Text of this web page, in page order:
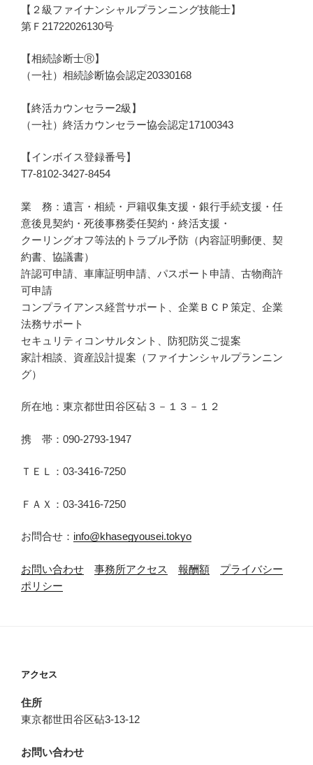
【２級ファイナンシャルプランニング技能士】
第Ｆ21722026130号
【相続診断士Ⓡ】
（一社）相続診断協会認定20330168
【終活カウンセラー2級】
（一社）終活カウンセラー協会認定17100343
【インボイス登録番号】
T7-8102-3427-8454
業 務：遺言・相続・戸籍収集支援・銀行手続支援・任
意後見契約・死後事務委任契約・終活支援・
クーリングオフ等法的トラブル予防（内容証明郵便、契
約書、協議書）
許認可申請、車庫証明申請、パスポート申請、古物商許
可申請
コンプライアンス経営サポート、企業ＢＣＰ策定、企業
法務サポート
セキュリティコンサルタント、防犯防災ご提案
家計相談、資産設計提案（ファイナンシャルプランニン
グ）
所在地：東京都世田谷区砧３－１３－１２
携 帯：090-2793-1947
ＴＥＬ：03-3416-7250
ＦＡＸ：03-3416-7250
お問合せ： info@khasegyousei.tokyo
お問い合わせ 事務所アクセス 報酬額
プライバシー
ポリシー
アクセス
住所
東京都世田谷区砧3-13-12
お問い合わせ